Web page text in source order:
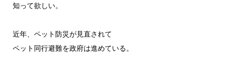
知って欲しい。
近年、ペット防災が見直されて
ペット同行避難を政府は進めている。